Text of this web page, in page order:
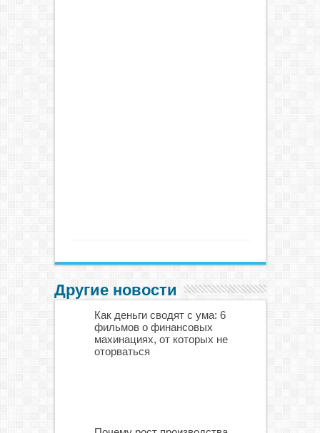
Другие новости
Как деньги сводят с ума: 6
фильмов о финансовых
махинациях, от которых не
оторваться